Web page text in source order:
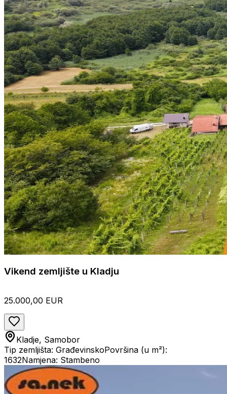
Vikend zemljište u Kladju
25.000,00 EUR
Kladje, Samobor
Tip zemljišta: GrađevinskoPovršina (u m²):
1632Namjena: Stambeno